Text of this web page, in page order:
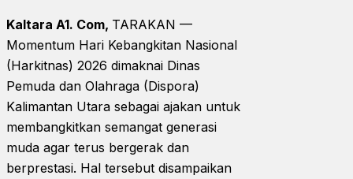
Kaltara A1. Com, TARAKAN —
Momentum Hari Kebangkitan Nasional
(Harkitnas) 2026 dimaknai Dinas
Pemuda dan Olahraga (Dispora)
Kalimantan Utara sebagai ajakan untuk
membangkitkan semangat generasi
muda agar terus bergerak dan
berprestasi. Hal tersebut disampaikan